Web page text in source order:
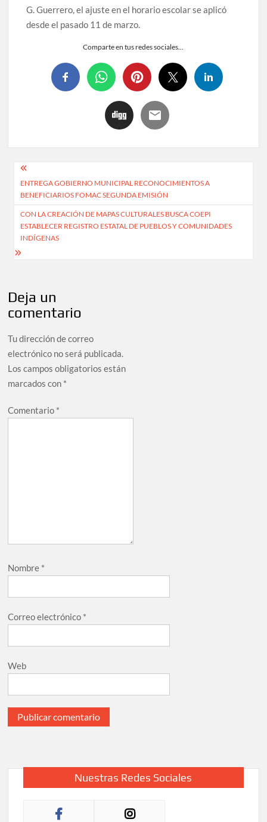
G. Guerrero, el ajuste en el horario escolar se aplicó
desde el pasado 11 de marzo.
Comparte en tus redes sociales...
ENTREGA GOBIERNO MUNICIPAL RECONOCIMIENTOS A
BENEFICIARIOS FOMAC SEGUNDA EMISIÓN
CON LA CREACIÓN DE MAPAS CULTURALES BUSCA COEPI
ESTABLECER REGISTRO ESTATAL DE PUEBLOS Y COMUNIDADES
INDÍGENAS
Deja un
comentario
Tu dirección de correo
electrónico no será publicada.
Los campos obligatorios están
marcados con *
Comentario *
Nombre *
Correo electrónico *
Web
Nuestras Redes Sociales